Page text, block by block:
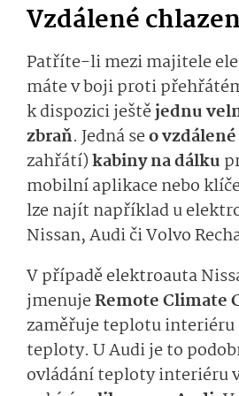
Vzdálené
Patříte-li mezi majitele
máte v boji proti
k dispozici ještějednu
zbraň. Jedná seo
zahřátí)kabiny na dálku
mobilní aplikace nebo
lze najít například u
Nissan, Audi či Volvo
V případě elektroauta
jmenujeRemote Climate
zaměřuje teplotu interiéru
teploty. U Audi je to
ovládání teploty interiéru